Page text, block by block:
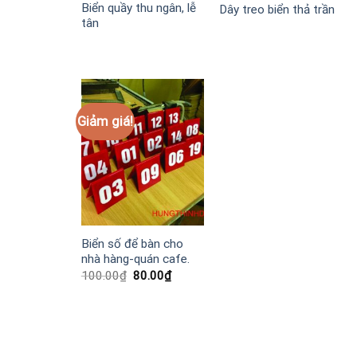
Biển quầy thu ngân, lễ
tân
Dây treo biển thả trần
Giảm giá!
Biển số để bàn cho
nhà hàng-quán cafe.
100.00₫ Giá
80.00₫Giá
hiện